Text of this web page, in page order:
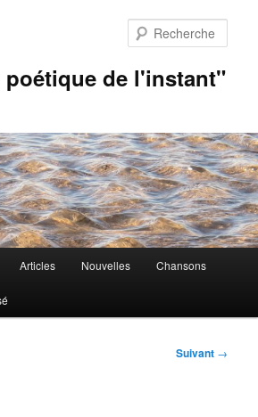
poétique de l'instant"
Articles Nouvelles Chansons
Suivant →